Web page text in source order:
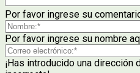
Por favor ingrese su
Por favor ingrese su nombre
¡Has introducido una dirección